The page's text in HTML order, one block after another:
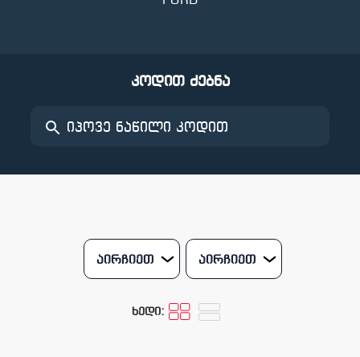
კოდით ძებნა
აირჩიეთ აირჩიეთ
ხედი: